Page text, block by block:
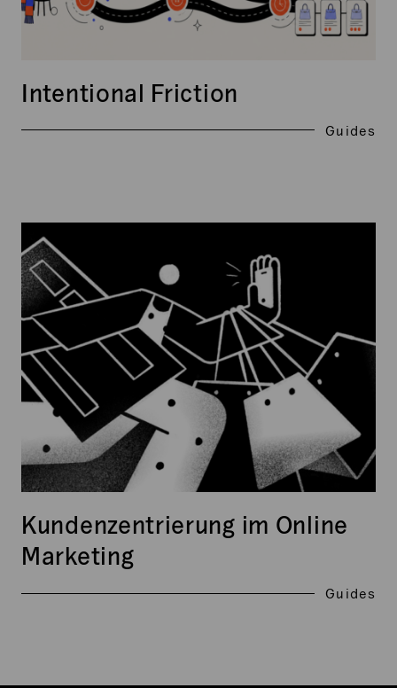
Guides
Intentional Friction
im
Online
Marketing
Guides
Kundenzentrierung im Online
Marketing